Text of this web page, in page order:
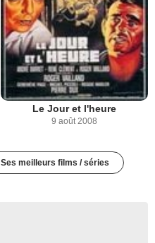
Le Jour et l'heure
9 août 2008
Ses meilleurs films / séries